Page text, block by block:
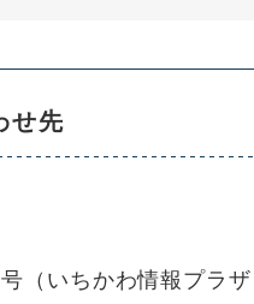
せ先
（いちかわ情報プラザ